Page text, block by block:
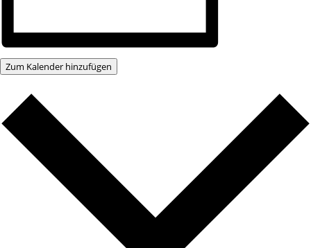
Zum Kalender hinzufügen